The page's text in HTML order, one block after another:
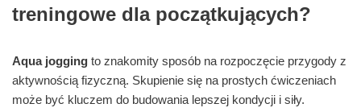
treningowe dla początkujących?
Aqua jogging to znakomity sposób na rozpoczęcie przygody z
aktywnością fizyczną. Skupienie się na prostych ćwiczeniach
może być kluczem do budowania lepszej kondycji i siły.